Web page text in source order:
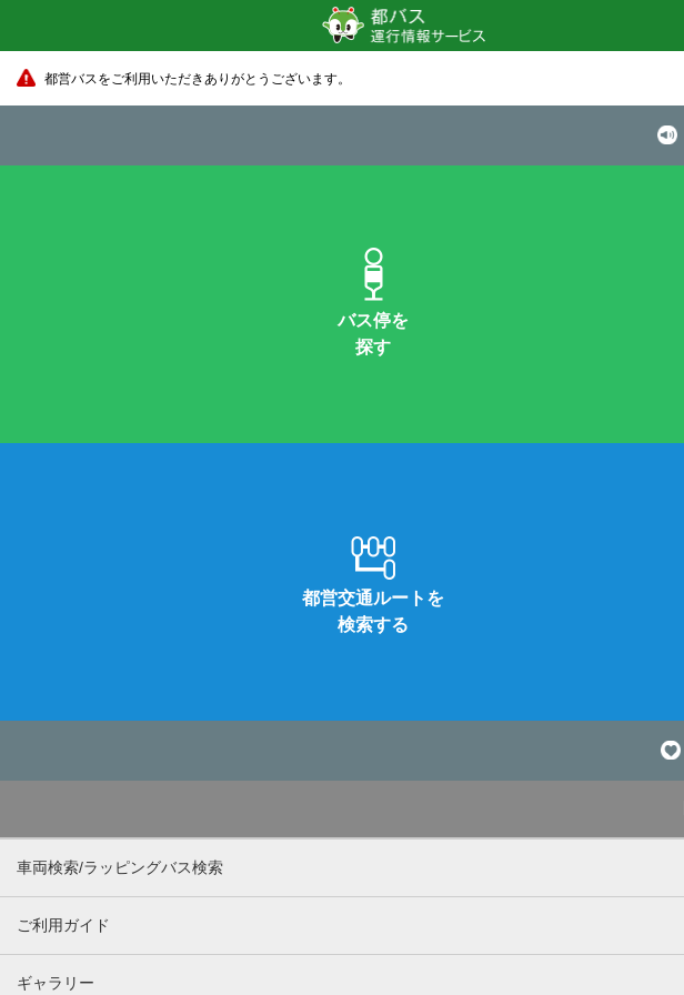
都営バスをご利用いただきありがとうございます。
バス停を
探す
都営交通ルートを
検索する
車両検索/ラッピングバス検索
ご利用ガイド
ギャラリー